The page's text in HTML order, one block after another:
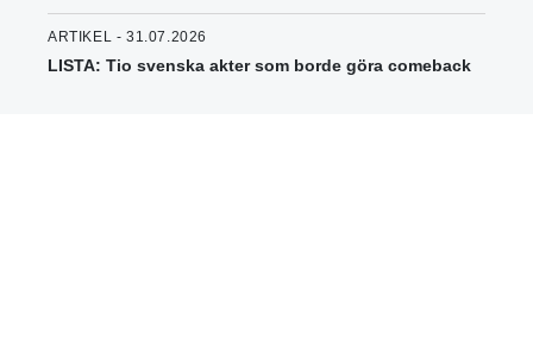
ARTIKEL - 31.07.2026
LISTA: Tio svenska akter som borde göra comeback